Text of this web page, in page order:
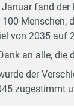
fand der
Menschen,
von 2035 auf
an alle, die
der
zugestimmt